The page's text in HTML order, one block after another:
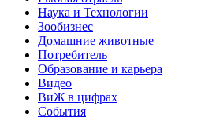
Наука и Технологии
Зообизнес
Домашние животные
Потребитель
Образование и карьера
Видео
ВиЖ в цифрах
События